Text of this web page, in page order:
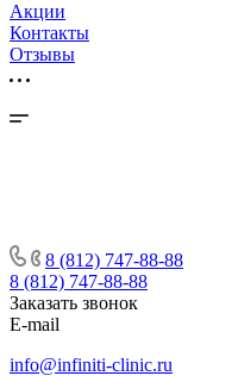
Акции
Контакты
Отзывы
8 (812) 747-88-88
8 (812) 747-88-88
Заказать звонок
E-mail
info@infiniti-clinic.ru